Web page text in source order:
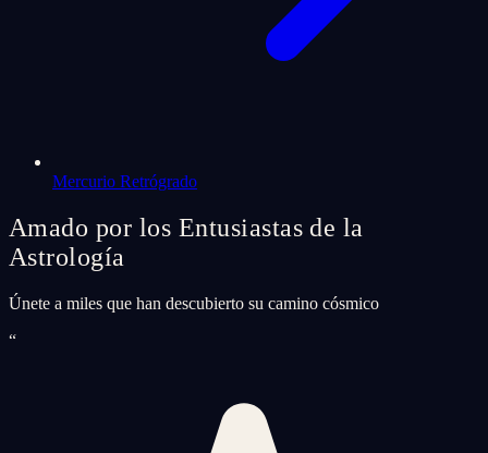
Mercurio Retrógrado
Amado por los Entusiastas de la
Astrología
Únete a miles que han descubierto su camino cósmico
“